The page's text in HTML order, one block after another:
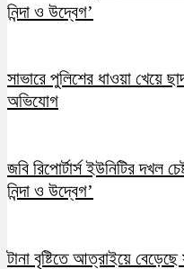
নিন্দা ও উদ্বেগ’
সাভারে পুলিশের ধাওয়া খেয়ে
অভিযোগ
জবি রিপোর্টার্স ইউনিটির দখল
নিন্দা ও উদ্বেগ’
টানা বৃষ্টিতে আত্রাইয়ে